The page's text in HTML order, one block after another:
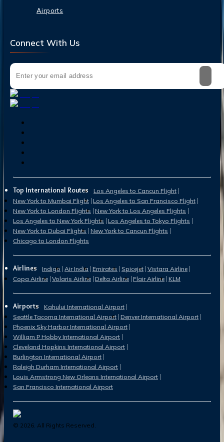
Airports
Connect With Us
Top International Routes
Los Angeles to Cancun Flight
New York to Mumbai Flight Los Angeles to San Francisco Flight
New York to London Flights New York to Los Angeles Flights
Los Angeles to New York Flights Los Angeles to Tokyo Flights
New York to Dubai Flights New York to Cancun Flights
Chicago to London Flights
Airlines Indigo Air India Emirates Spicejet Vistara Airline
Copa Airline Volaris Airline Delta Airline Flair Airline KLM
Airports
Kahului International Airport
Seattle Tacoma International Airport Denver International Airport
Phoenix Sky Harbor International Airport
William P Hobby International Airport
Cleveland Hopkins International Airport
Burlington International Airport
Raleigh Durham International Airport
Louis Armstrong New Orleans International Airport
San Francisco International Airport
© 2026 . All Rights Reserved.